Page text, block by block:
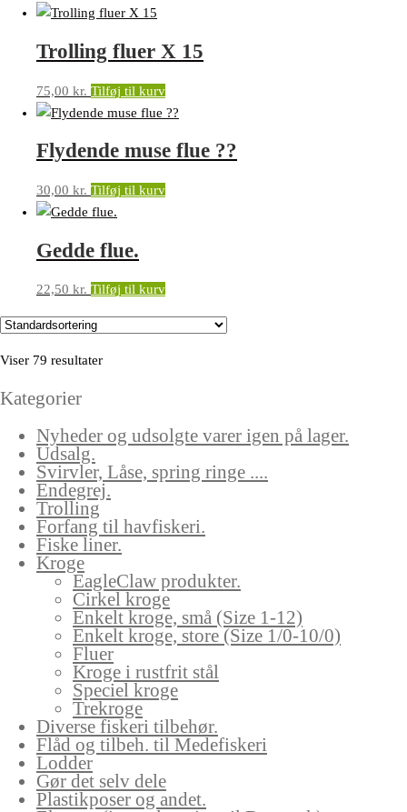
Trolling fluer X 15
75,00 kr. Tilføj til kurv
Flydende muse flue ??
30,00 kr. Tilføj til kurv
Gedde flue.
22,50 kr. Tilføj til kurv
Viser 79 resultater
Kategorier
Nyheder og udsolgte varer igen på lager.
Udsalg.
Svirvler, Låse, spring ringe ....
Endegrej.
Trolling
Forfang til havfiskeri.
Fiske liner.
Kroge
EagleClaw produkter.
Cirkel kroge
Enkelt kroge, små (Size 1-12)
Enkelt kroge, store (Size 1/0-10/0)
Fluer
Kroge i rustfrit stål
Speciel kroge
Trekroge
Diverse fiskeri tilbehør.
Flåd og tilbeh. til Medefiskeri
Lodder
Gør det selv dele
Plastikposer og andet.